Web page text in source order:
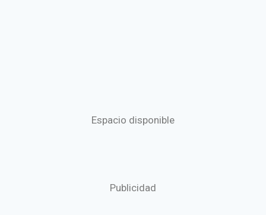
Espacio disponible
Publicidad